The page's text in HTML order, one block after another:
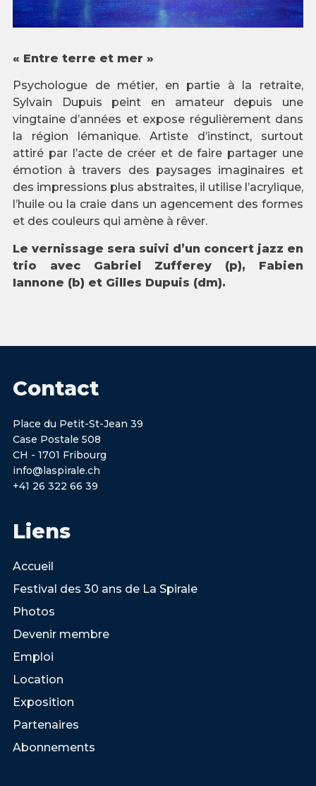
« Entre terre et mer »
Psychologue de métier, en partie à la retraite,
Sylvain Dupuis peint en amateur depuis une
vingtaine d’années et expose régulièrement dans
la région lémanique. Artiste d’instinct, surtout
attiré par l’acte de créer et de faire partager une
émotion à travers des paysages imaginaires et
des impressions plus abstraites, il utilise l’acrylique,
l’huile ou la craie dans un agencement des formes
et des couleurs qui amène à rêver.
Le vernissage sera suivi d’un concert jazz en
trio avec Gabriel Zufferey (p), Fabien
Iannone (b) et Gilles Dupuis (dm).
Contact
Place du Petit-St-Jean 39
Case Postale 508
CH - 1701 Fribourg
info@laspirale.ch
+41 26 322 66 39
Liens
Accueil
Festival des 30 ans de La Spirale
Photos
Devenir membre
Emploi
Location
Exposition
Partenaires
Abonnements